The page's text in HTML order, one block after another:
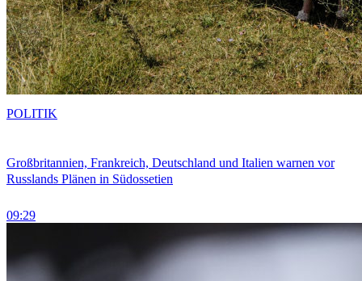
Großbritannien, Frankreich, Deutschland und Italien warnen vor
Russlands Plänen in Südossetien
09:29
POLITIK